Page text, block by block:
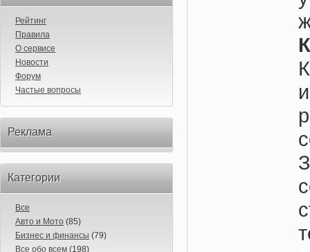
Рейтинг
Правила
О сервисе
Новости
Форум
Частые вопросы
Реклама
Категории
Все
Авто и Мото (85)
Бизнес и финансы (79)
Все обо всем (198)